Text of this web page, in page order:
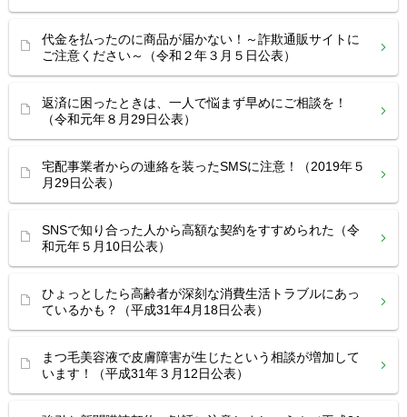
代金を払ったのに商品が届かない！～詐欺通販サイトに
ご注意ください～（令和２年３月５日公表）
返済に困ったときは、一人で悩まず早めにご相談を！
（令和元年８月29日公表）
宅配事業者からの連絡を装ったSMSに注意！（2019年５
月29日公表）
SNSで知り合った人から高額な契約をすすめられた（令
和元年５月10日公表）
ひょっとしたら高齢者が深刻な消費生活トラブルにあっ
ているかも？（平成31年4月18日公表）
まつ毛美容液で皮膚障害が生じたという相談が増加して
います！（平成31年３月12日公表）